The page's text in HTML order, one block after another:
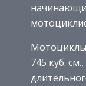
745 куб.